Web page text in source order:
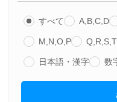
すべて A,B,C,D
M,N,O,P Q,R,S,T
日本語・漢字 数